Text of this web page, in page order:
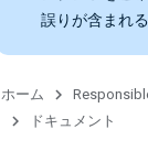
誤りが含まれ
ホーム
ドキュメント